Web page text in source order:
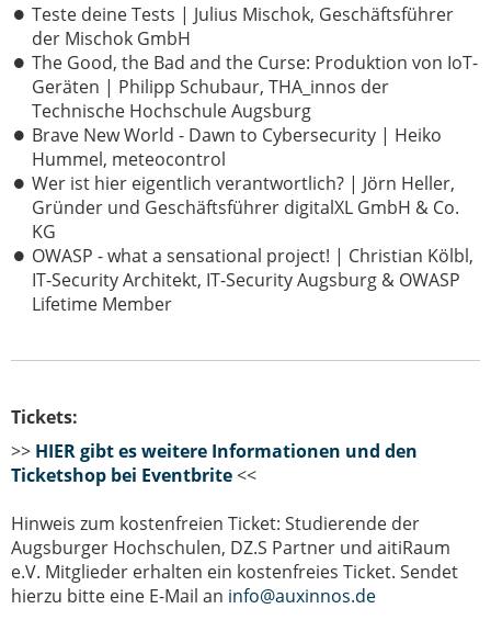
Teste deine Tests | Julius Mischok, Geschäftsführer
der Mischok GmbH
The Good, the Bad and the Curse: Produktion von IoT-
Geräten | Philipp Schubaur, THA_innos der
Technische Hochschule Augsburg
Brave New World - Dawn to Cybersecurity | Heiko
Hummel, meteocontrol
Wer ist hier eigentlich verantwortlich? | Jörn Heller,
Gründer und Geschäftsführer digitalXL GmbH & Co.
KG
OWASP - what a sensational project! | Christian Kölbl,
IT-Security Architekt, IT-Security Augsburg & OWASP
Lifetime Member
Tickets:
>> HIER gibt es weitere Informationen und den
Ticketshop bei Eventbrite<<
Hinweis zum kostenfreien Ticket: Studierende der
Augsburger Hochschulen, DZ.S Partner und aitiRaum
e.V. Mitglieder erhalten ein kostenfreies Ticket. Sendet
hierzu bitte eine E-Mail an info@auxinnos.de